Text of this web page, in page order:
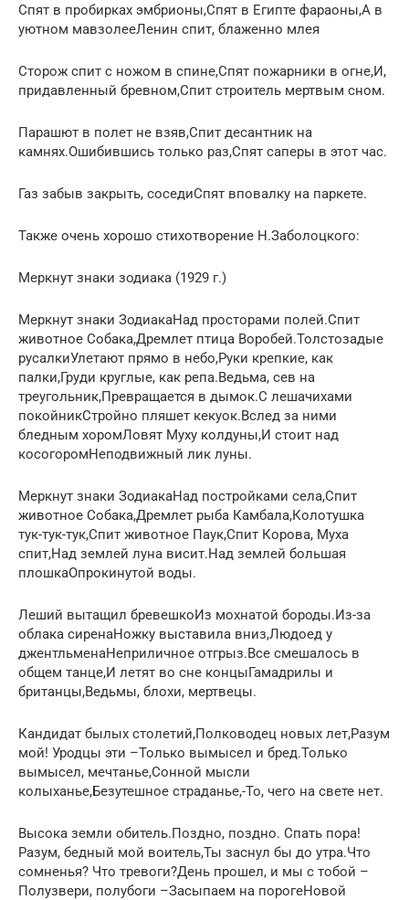
Спят в пробирках эмбрионы,Спят в Египте фараоны,А в
уютном мавзолееЛенин спит, блаженно млея
Сторож спит с ножом в спине,Спят пожарники в огне,И,
придавленный бревном,Спит строитель мертвым сном.
Парашют в полет не взяв,Спит десантник на
камнях.Ошибившись только раз,Спят саперы в этот час.
Газ забыв закрыть, соседиСпят вповалку на паркете.
Также очень хорошо стихотворение Н.Заболоцкого:
Меркнут знаки зодиака (1929 г.)
Меркнут знаки ЗодиакаНад просторами полей.Спит
животное Собака,Дремлет птица Воробей.Толстозадые
русалкиУлетают прямо в небо,Руки крепкие, как
палки,Груди круглые, как репа.Ведьма, сев на
треугольник,Превращается в дымок.С лешачихами
покойникСтройно пляшет кекуок.Вслед за ними
бледным хоромЛовят Муху колдуны,И стоит над
косогоромНеподвижный лик луны.
Меркнут знаки ЗодиакаНад постройками села,Спит
животное Собака,Дремлет рыба Камбала,Колотушка
тук-тук-тук,Спит животное Паук,Спит Корова, Муха
спит,Над землей луна висит.Над землей большая
плошкаОпрокинутой воды.
Леший вытащил бревешкоИз мохнатой бороды.Из-за
облака сиренаНожку выставила вниз,Людоед у
джентльменаНеприличное отгрыз.Все смешалось в
общем танце,И летят во сне концыГамадрилы и
британцы,Ведьмы, блохи, мертвецы.
Кандидат былых столетий,Полководец новых лет,Разум
мой! Уродцы эти –Только вымысел и бред.Только
вымысел, мечтанье,Сонной мысли
колыханье,Безутешное страданье,-То, чего на свете нет.
Высока земли обитель.Поздно, поздно. Спать пора!
Разум, бедный мой воитель,Ты заснул бы до утра.Что
сомненья? Что тревоги?День прошел, и мы с тобой –
Полузвери, полубоги –Засыпаем на порогеНовой